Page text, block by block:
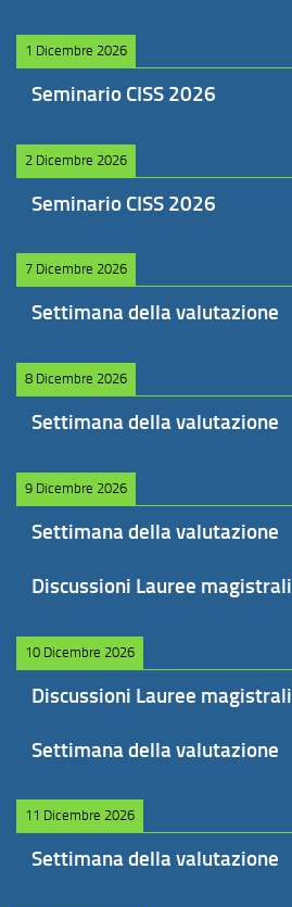
1 Dicembre 2026
Seminario CISS 2026
2 Dicembre 2026
Seminario CISS 2026
7 Dicembre 2026
Settimana della valutazione
8 Dicembre 2026
Settimana della valutazione
9 Dicembre 2026
Settimana della valutazione
Discussioni Lauree magistrali
10 Dicembre 2026
Discussioni Lauree magistrali
Settimana della valutazione
11 Dicembre 2026
Settimana della valutazione